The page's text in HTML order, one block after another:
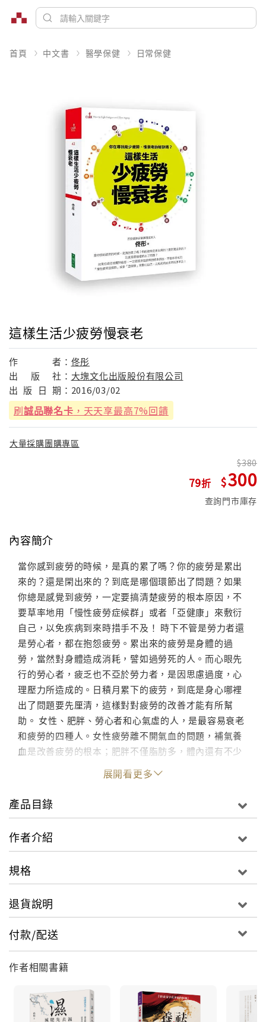
首頁 中文書 醫學保健 日常保健
這樣生活少疲勞慢衰老
作 者： 佟彤
出
版 社： 大塊文化出版股份有限公司
出 版 日 期： 2016/03/02
刷誠品聯名卡 ，天天享最高7%回饋
大量採購團購專區
79
380
300
查詢門市庫存
內容簡介
當你感到疲勞的時候，是真的累了嗎？你的疲勞是累出
來的？還是閑出來的？到底是哪個環節出了問題？如果
你總是感覺到疲勞，一定要搞清楚疲勞的根本原因，不
要草率地用「慢性疲勞症候群」或者「亞健康」來敷衍
自己，以免疾病到來時措手不及！ 時下不管是勞力者還
是勞心者，都在抱怨疲勞。累出來的疲勞是身體的過
勞，當然對身體造成消耗，譬如過勞死的人。而心眼先
行的勞心者，疲乏也不亞於勞力者，是因思慮過度，心
理壓力所造成的。日積月累下的疲劳，到底是身心哪裡
出了問題要先厘清，這樣對對疲勞的改善才能有所幫
助。 女性、肥胖、勞心者和心氣虛的人，是最容易衰老
和疲勞的四種人。女性疲勞離不開氣血的問題，補氣養
血是改善疲勞的根本；肥胖不僅脂肪多，體內還有不少
髒東西，不能忽略了體內環保；用腦過度，不論哪種原
因引起的頭痛，真正的治療是在不發作時，根治引發頭
痛的原因；心氣虛就是血氧減少，因此疲勞便是身體開
始缺氧的提示。 一些我們習以為常的小毛病，諸如容易
疲勞，同時還可能是某些疾病的前兆，因此當有疲勞的
位不舒服了，以便對症下藥，消除疲勞，維護健康。 能
位，我的投資、我的房子、我的車子、我的工資……他
們承載各種欲望的容器總是嗷嗷待哺。所以一個人只有
在忘我的時候，才不會覺得累，把裝那些欲望的容器扔
了，累也就沒有了寄居地。 人們之所以生病和心思過重
有很大關係，由此也可以推及疲勞作為疾病前兆，乃至
和治療疲勞，真正需要養身的只是一部分，更多的是需
要「養心」，若非如此，即便是用大堆的補藥也見得能
展開看更多
產品目錄
作者介紹
規格
退貨說明
付款/配送
作者相關書籍